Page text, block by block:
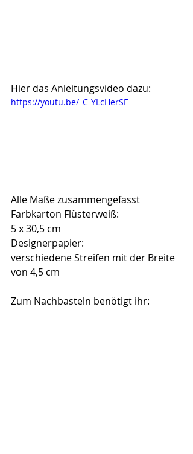
Hier das Anleitungsvideo dazu:
https://youtu.be/_C-YLcHerSE
Alle Maße zusammengefasst
Farbkarton Flüsterweiß:
5 x 30,5 cm
Designerpapier:
verschiedene Streifen mit der Breite
von 4,5 cm
Zum Nachbasteln benötigt ihr: